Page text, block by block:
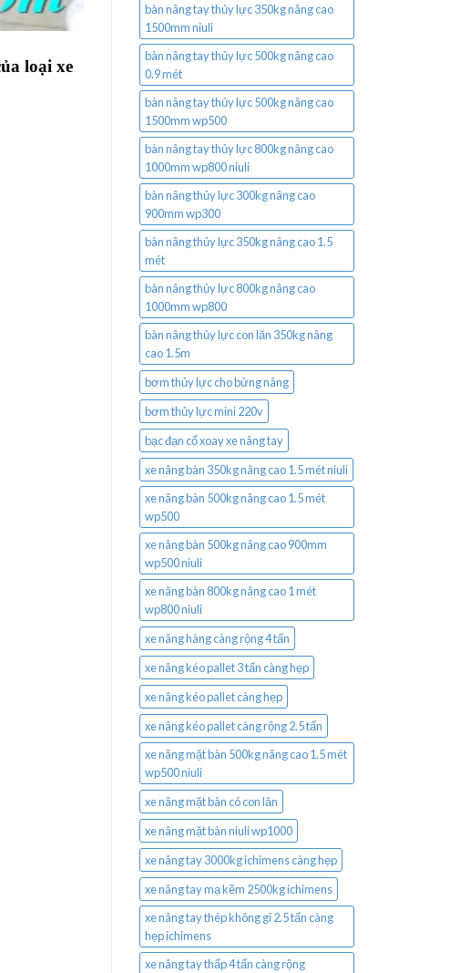
loại xe
bàn nâng tay thủy lực 350kg nâng cao
1500mm niuli
bàn nâng tay thủy lực 500kg nâng cao
0.9 mét
bàn nâng tay thủy lực 500kg nâng cao
1500mm wp500
bàn nâng tay thủy lực 800kg nâng cao
1000mm wp800 niuli
bàn nâng thủy lực 300kg nâng cao
900mm wp300
bàn nâng thủy lực 350kg nâng cao 1.5
mét
bàn nâng thủy lực 800kg nâng cao
1000mm wp800
bàn nâng thủy lực con lăn 350kg nâng
cao 1.5m
bơm thủy lực cho bửng nâng
bơm thủy lực mini 220v
bạc đạn cổ xoay xe nâng tay
xe nâng bàn 350kg nâng cao 1.5 mét niuli
xe nâng bàn 500kg nâng cao 1.5 mét
wp500
xe nâng bàn 500kg nâng cao 900mm
wp500 niuli
xe nâng bàn 800kg nâng cao 1 mét
wp800 niuli
xe nâng hàng càng rộng 4 tấn
xe nâng kéo pallet 3 tấn càng hẹp
xe nâng kéo pallet càng hẹp
xe nâng kéo pallet càng rộng 2.5 tấn
xe nâng mặt bàn 500kg nâng cao 1.5 mét
wp500 niuli
xe nâng mặt bàn có con lăn
xe nâng mặt bàn niuli wp1000
xe nâng tay 3000kg ichimens càng hẹp
xe nâng tay mạ kẽm 2500kg ichimens
xe nâng tay thép không gỉ 2.5 tấn càng
hẹp ichimens
xe nâng tay thấp 4 tấn càng rộng